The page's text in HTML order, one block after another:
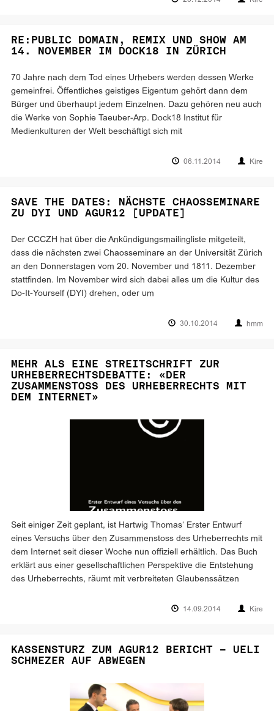
RE:PUBLIC DOMAIN, REMIX UND SHOW AM
14. NOVEMBER IM DOCK18 IN ZÜRICH
70 Jahre nach dem Tod eines Urhebers werden dessen Werke
gemeinfrei. Öffentliches geistiges Eigentum gehört dann dem
Bürger und überhaupt jedem Einzelnen. Dazu gehören neu auch
die Werke von Sophie Taeuber-Arp. Dock18 Institut für
Medienkulturen der Welt beschäftigt sich mit
06.11.2014 Kire
SAVE THE DATES: NÄCHSTE CHAOSSEMINARE
ZU DYI UND AGUR12 [UPDATE]
Der CCCZH hat über die Ankündigungsmailingliste mitgeteilt,
dass die nächsten zwei Chaosseminare an der Universität Zürich
an den Donnerstagen vom 20. November und 1811. Dezember
stattfinden. Im November wird sich dabei alles um die Kultur des
Do-It-Yourself (DYI) drehen, oder um
30.10.2014 hmm
MEHR ALS EINE STREITSCHRIFT ZUR
URHEBERRECHTSDEBATTE: «DER
ZUSAMMENSTOSS DES URHEBERRECHTS MIT
DEM INTERNET»
Seit einiger Zeit geplant, ist Hartwig Thomas‘ Erster Entwurf
eines Versuchs über den Zusammenstoss des Urheberrechts mit
dem Internet seit dieser Woche nun offiziell erhältlich. Das Buch
erklärt aus einer gesellschaftlichen Perspektive die Entstehung
des Urheberrechts, räumt mit verbreiteten Glaubenssätzen
14.09.2014 Kire
KASSENSTURZ ZUM AGUR12 BERICHT – UELI
SCHMEZER AUF ABWEGEN